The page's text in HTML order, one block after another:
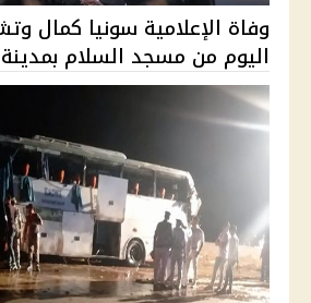
وفاة الإعلامية سونيا كمال
اليوم من مسجد السلام